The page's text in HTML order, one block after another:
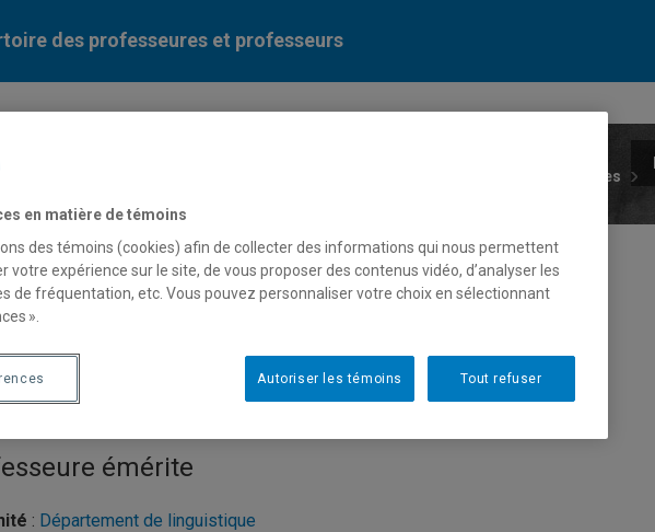
des professeures et professeurs
Liste des professeures et professeurs par départements et écoles
Lefebvre
émérite
: Département de linguistique
en matière de témoins
des témoins (cookies) afin de collecter des informations qui nous permettent
votre expérience sur le site, de vous proposer des contenus vidéo, d’analyser les
de fréquentation, etc. Vous pouvez personnaliser votre choix en sélectionnant
».
Tout refuser
Autoriser les témoins